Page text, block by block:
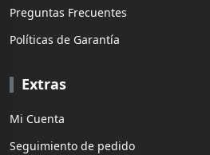
Preguntas Frecuentes
Políticas de Garantía
Extras
Mi Cuenta
Seguimiento de pedido